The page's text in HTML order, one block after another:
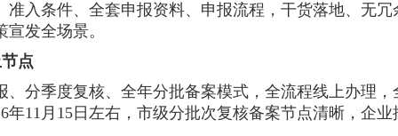
入条件、全套申报资料、申报流程，干货落地、无冗
发全场景。
点
、分季度复核、全年分批备案模式，全流程线上办理，
11月15日左右，市级分批次复核备案节点清晰，企业